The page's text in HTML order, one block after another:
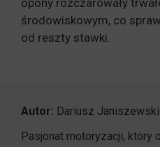
opony rozczarowały
środowiskowym, co
od reszty stawki.
Autor: Dariusz Janiszewski
Pasjonat motoryzacji, który